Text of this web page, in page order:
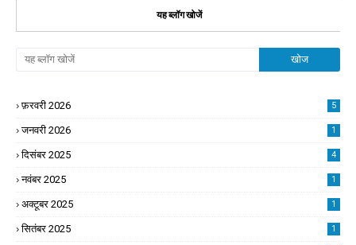
यह ब्लॉग खोजें
फ़रवरी 2026 5
जनवरी 2026 1
दिसंबर 2025 4
नवंबर 2025 1
अक्टूबर 2025 1
सितंबर 2025 1